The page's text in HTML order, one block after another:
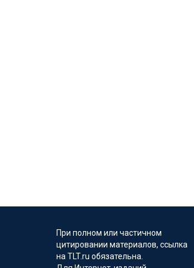
При полном или частичном
цитировании материалов, ссылка
на TLT.ru обязательна.